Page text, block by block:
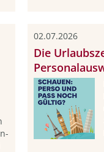
02.07.2026
Die